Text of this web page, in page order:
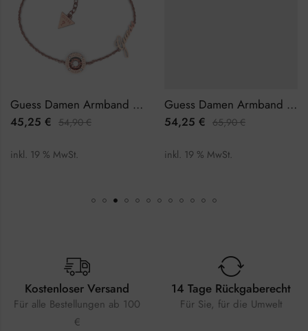
Guess Damen Armband JUBB01462JWRGL
45,25 € 54,90€
inkl. 19 % MwSt.
Guess Damen Armband JUBB01394JWRHS
54,25 € 65,90€
inkl. 19 % MwSt.
Kostenloser Versand
Für alle Bestellungen ab 100
€
14 Tage Rückgaberecht
Für Sie, für die Umwelt